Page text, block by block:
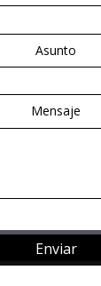
Asunto
Mensaje